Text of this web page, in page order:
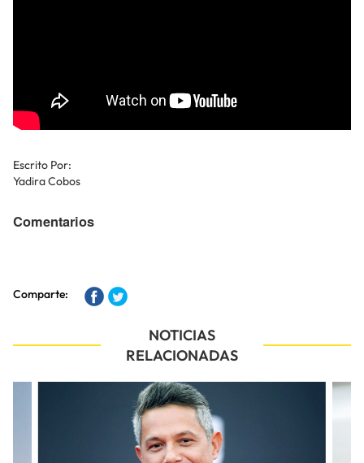
Escrito Por:
Yadira Cobos
Comentarios
Comparte:
NOTICIAS
RELACIONADAS